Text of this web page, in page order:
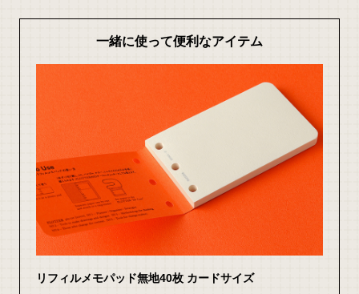
一緒に使って便利なアイテム
リフィルメモパッド無地40枚 カードサイズ